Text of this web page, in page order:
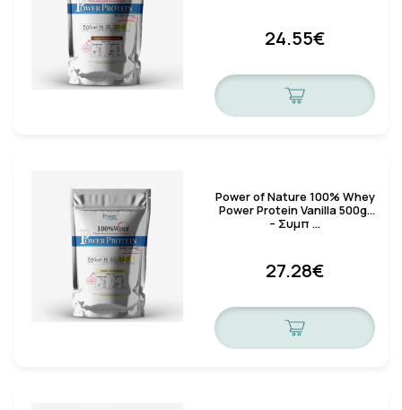
24.55€
Power of Nature 100% Whey
Power Protein Vanilla 500gr
– Συμπ …
27.28€